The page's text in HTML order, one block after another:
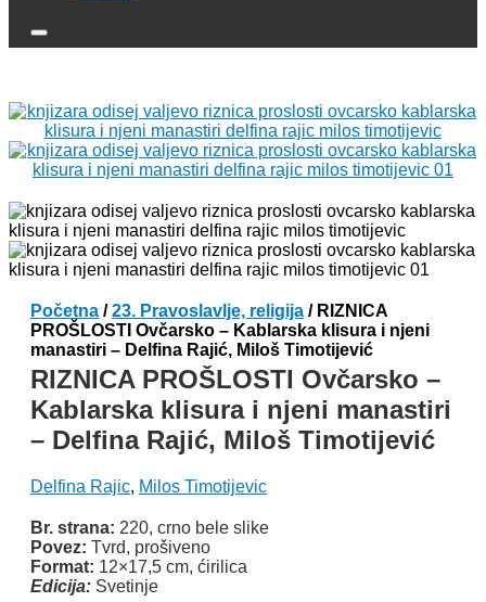
Početna /23. Pravoslavlje, religija / RIZNICA
PROŠLOSTI Ovčarsko – Kablarska klisura i njeni
manastiri – Delfina Rajić, Miloš Timotijević
RIZNICA PROŠLOSTI Ovčarsko –
Kablarska klisura i njeni manastiri
– Delfina Rajić, Miloš Timotijević
Delfina Rajic, Milos Timotijevic
Br. strana: 220, crno bele slike
Povez: Tvrd, prošiveno
Format: 12×17,5 cm, ćirilica
Edicija: Svetinje